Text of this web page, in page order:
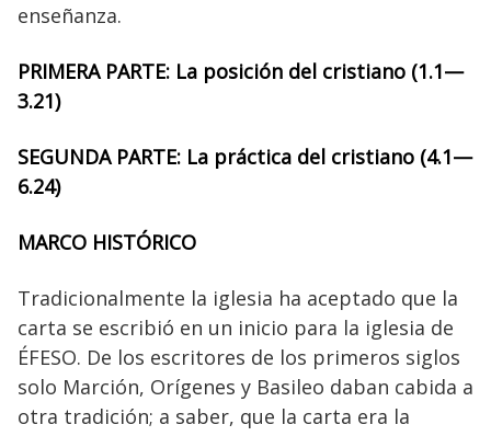
enseñanza.
PRIMERA PARTE: La posición del cristiano (1.1—
3.21)
SEGUNDA PARTE: La práctica del cristiano (4.1—
6.24)
MARCO HISTÓRICO
Tradicionalmente la iglesia ha aceptado que la
carta se escribió en un inicio para la iglesia de
ÉFESO. De los escritores de los primeros siglos
solo Marción, Orígenes y Basileo daban cabida a
otra tradición; a saber, que la carta era la